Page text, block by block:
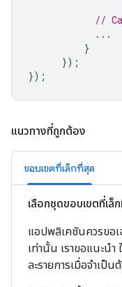
//
...
}
});
});
แนวทางที่ถูกต้อง
ขอบเขตที่เล็กที่สุด
เลือกชุดขอบเขตที่เล็
แอปพลิเคชันควรขอ
เท่านั้น เราขอแนะน
ละรายการเมื่อจำเป็น